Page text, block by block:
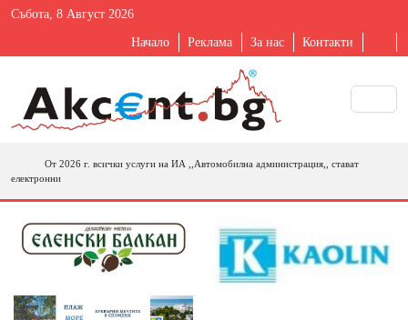
Събота, 8 Август 2026
Начало Реклама За нас Контакти
От 2026 г. всички услуги на ИА ,,Автомобилна администрация,, стават
електронни